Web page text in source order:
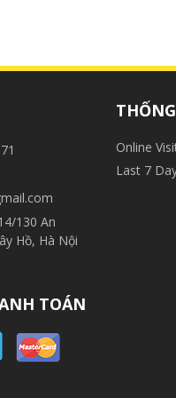
130 An
Hồ, Hà Nội
TOÁN
Online
Last 7